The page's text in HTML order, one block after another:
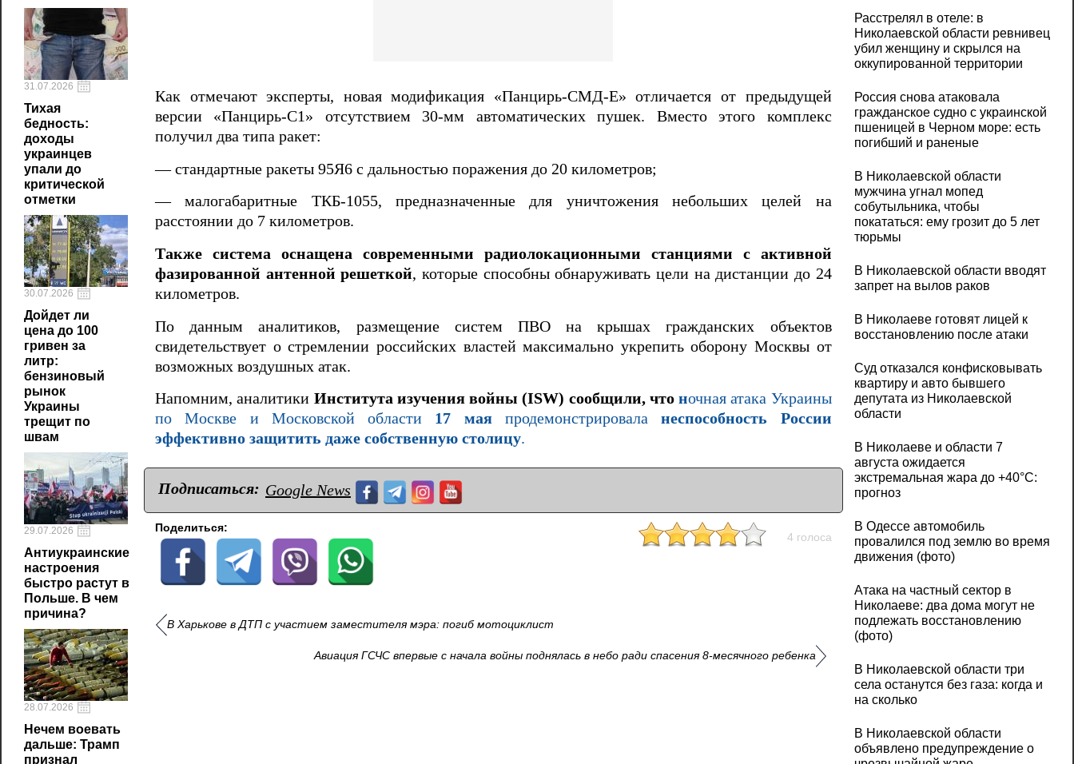
31.07.2026
Тихая
бедность:
доходы
украинцев
упали до
критической
отметки
30.07.2026
Дойдет ли
цена до 100
гривен за
литр:
бензиновый
рынок
Украины
трещит по
швам
29.07.2026
Антиукраинские
настроения
быстро растут в
Польше. В чем
причина?
28.07.2026
Нечем воевать
дальше: Трамп
признал
Как отмечают эксперты, новая модификация «Панцирь-СМД-Е» отличается от предыдущей
версии «Панцирь-С1» отсутствием 30-мм автоматических пушек. Вместо этого комплекс
получил два типа ракет:
— стандартные ракеты 95Я6 с дальностью поражения до 20 километров;
— малогабаритные ТКБ-1055, предназначенные для уничтожения небольших целей на
расстоянии до 7 километров.
Также система оснащена современными радиолокационными станциями с активной
фазированной антенной решеткой, которые способны обнаруживать цели на дистанции до 24
километров.
По данным аналитиков, размещение систем ПВО на крышах гражданских объектов
свидетельствует о стремлении российских властей максимально укрепить оборону Москвы от
возможных воздушных атак.
Напомним, аналитики Института изучения войны (ISW) сообщили, чтоночная атака Украины
по Москве и Московской области 17 маяпродемонстрироваланеспособность России
эффективно защитить даже собственную столицу.
Подписаться: Google News
Поделиться:
4 голоса
В Харькове в ДТП с участием заместителя мэра: погиб мотоциклист
Авиация ГСЧС впервые с начала войны поднялась в небо ради спасения 8-месячного ребенка
Расстрелял в отеле: в
Николаевской области ревнивец
убил женщину и скрылся на
оккупированной территории
Россия снова атаковала
гражданское судно с украинской
пшеницей в Черном море: есть
погибший и раненые
В Николаевской области
мужчина угнал мопед
собутыльника, чтобы
покататься: ему грозит до 5 лет
тюрьмы
В Николаевской области вводят
запрет на вылов раков
В Николаеве готовят лицей к
восстановлению после атаки
Суд отказался конфисковывать
квартиру и авто бывшего
депутата из Николаевской
области
В Николаеве и области 7
августа ожидается
экстремальная жара до +40°C:
прогноз
В Одессе автомобиль
провалился под землю во время
движения (фото)
Атака на частный сектор в
Николаеве: два дома могут не
подлежать восстановлению
(фото)
В Николаевской области три
села останутся без газа: когда и
на сколько
В Николаевской области
объявлено предупреждение о